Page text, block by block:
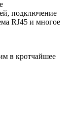
подключение
RJ45 и многое
в кротчайшее